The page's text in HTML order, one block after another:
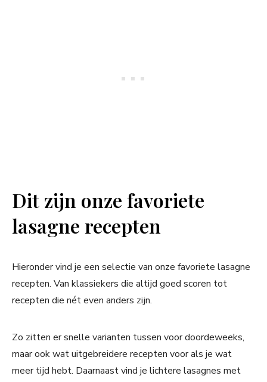
Dit zijn onze favoriete
lasagne recepten
Hieronder vind je een selectie van onze favoriete lasagne
recepten. Van klassiekers die altijd goed scoren tot
recepten die nét even anders zijn.
Zo zitten er snelle varianten tussen voor doordeweeks,
maar ook wat uitgebreidere recepten voor als je wat
meer tijd hebt. Daarnaast vind je lichtere lasagnes met